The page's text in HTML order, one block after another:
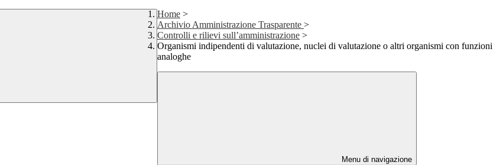
Home >
Archivio Amministrazione Trasparente >
Controlli e rilievi sull’amministrazione >
Organismi indipendenti di valutazione, nuclei di valutazione o altri organismi con funzioni
analoghe
Menu di navigazione